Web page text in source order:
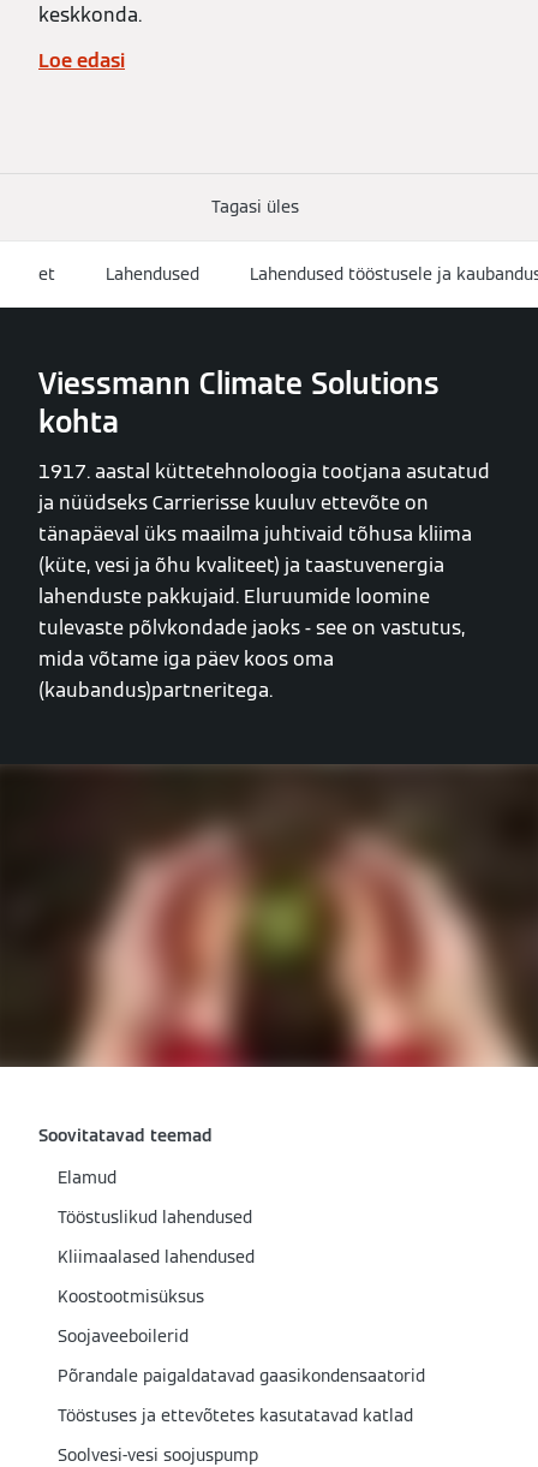
keskkonda.
Loe edasi
Tagasi üles
et Lahendused Lahendused tööstusele ja
Viessmann Climate Solutions
kohta
1917. aastal küttetehnoloogia tootjana asutatud
ja nüüdseks Carrierisse kuuluv ettevõte on
tänapäeval üks maailma juhtivaid tõhusa kliima
(küte, vesi ja õhu kvaliteet) ja taastuvenergia
lahenduste pakkujaid. Eluruumide loomine
tulevaste põlvkondade jaoks - see on vastutus,
mida võtame iga päev koos oma
(kaubandus)partneritega.
Soovitatavad teemad
Elamud
Tööstuslikud lahendused
Kliimaalased lahendused
Koostootmisüksus
Soojaveeboilerid
Põrandale paigaldatavad gaasikondensaatorid
Tööstuses ja ettevõtetes kasutatavad katlad
Soolvesi-vesi soojuspump